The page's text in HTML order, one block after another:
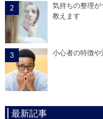
気持ちの整理が
教えます
小心者の特徴や
最新記事